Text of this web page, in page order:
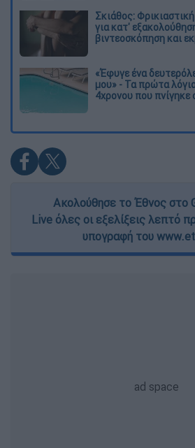
Σκιάθος:
για κατ'
βιντεοσκόπηση και
«Έφυγε ένα
μου» - Τα πρώτα
4χρονου που πνίγηκε
Ακολούθησε το Έθνος στο
Live όλες οι εξελίξεις λεπτό
υπογραφή του